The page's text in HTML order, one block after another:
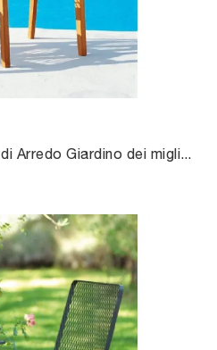
sedie da giardino e set di Arredo Giardino dei migliori brand: ottieni informazioni sul modello Synthesis Sedia di Unopiu, clicca subito!